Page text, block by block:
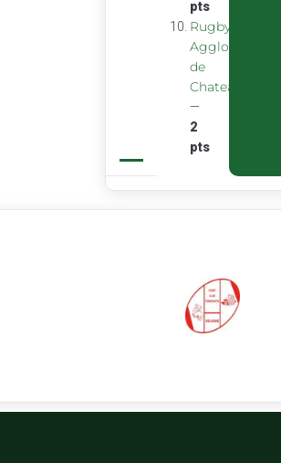
pts
Rugby
Agglomeration
de
Chateaubourg
—
2
pts